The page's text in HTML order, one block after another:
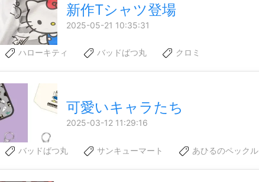
新作Tシャツ登場
2025-05-21 10:35:31
ハローキティ バッドばつ丸 クロミ
可愛いキャラたち
2025-03-12 11:29:16
バッドばつ丸 サンキューマート あひるのペックル